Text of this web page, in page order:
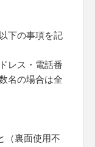
下の事項を記
レス・電話番
名の場合は全
（裏面使用不